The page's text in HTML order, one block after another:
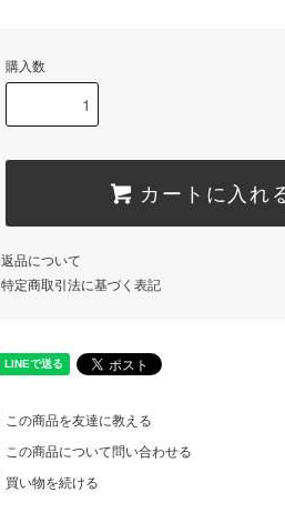
購入数
カートに入れ
返品について
特定商取引法に基づく表記
この商品を友達に教える
この商品について問い合わせる
買い物を続ける